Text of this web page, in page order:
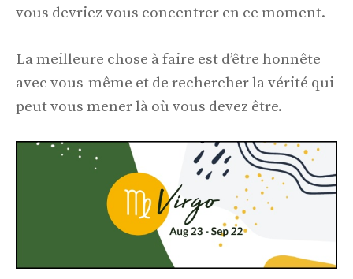
vous devriez vous concentrer en ce moment.
La meilleure chose à faire est d’être honnête
avec vous-même et de rechercher la vérité qui
peut vous mener là où vous devez être.